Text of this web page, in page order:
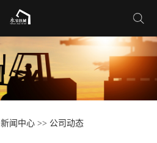
新闻中心 >> 公司动态